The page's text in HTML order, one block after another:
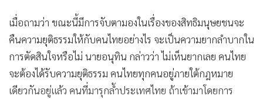
เมื่อถามว่า ขณะนี้มีการจับตามองในเรื่องของสิทธิมนุษยชนจะ
คืนความยุติธรรมให้กับคนไทยอย่างไร จะเป็นความยากลำบากใน
การตัดสินใจหรือไม่ นายอนุทิน กล่าวว่า ไม่เห็นยากเลย คนไทย
จะต้องได้รับความยุติธรรม คนไทยทุกคนอยู่ภายใต้กฎหมาย
เดียวกันอยู่แล้ว คนที่มารุกล้ำประเทศไทย ถ้าเข้ามาโดยการ